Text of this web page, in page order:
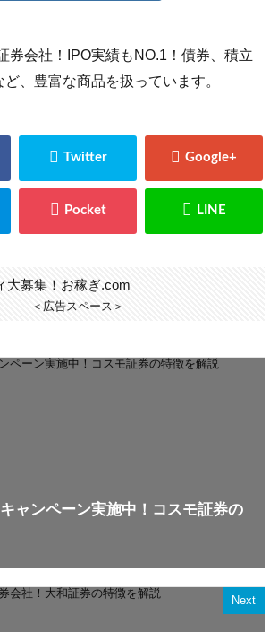
券会社！IPO実績もNO.1！債券、積立
、豊富な商品を扱っています。
大募集！お稼ぎ.com
＜広告スペース＞
ャンペーン実施中！コスモ証券の
Next